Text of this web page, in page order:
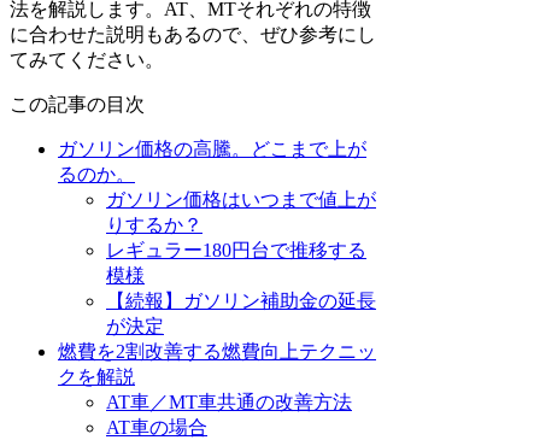
法を解説します。AT、MTそれぞれの特徴
に合わせた説明もあるので、ぜひ参考にし
てみてください。
この記事の目次
ガソリン価格の高騰。どこまで上が
るのか。
ガソリン価格はいつまで値上が
りするか？
レギュラー180円台で推移する
模様
【続報】ガソリン補助金の延長
が決定
燃費を2割改善する燃費向上テクニッ
クを解説
AT車／MT車共通の改善方法
AT車の場合